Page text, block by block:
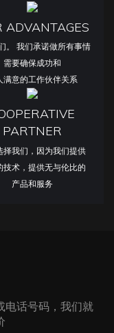
ADVANTAGES
。 我们承诺做所有事情
需要确保成功和
满意的工作伙伴关系
PARTNER
择我们，因为我们提供
技术，提供无与伦比的
产品和服务
电话号码，我们就